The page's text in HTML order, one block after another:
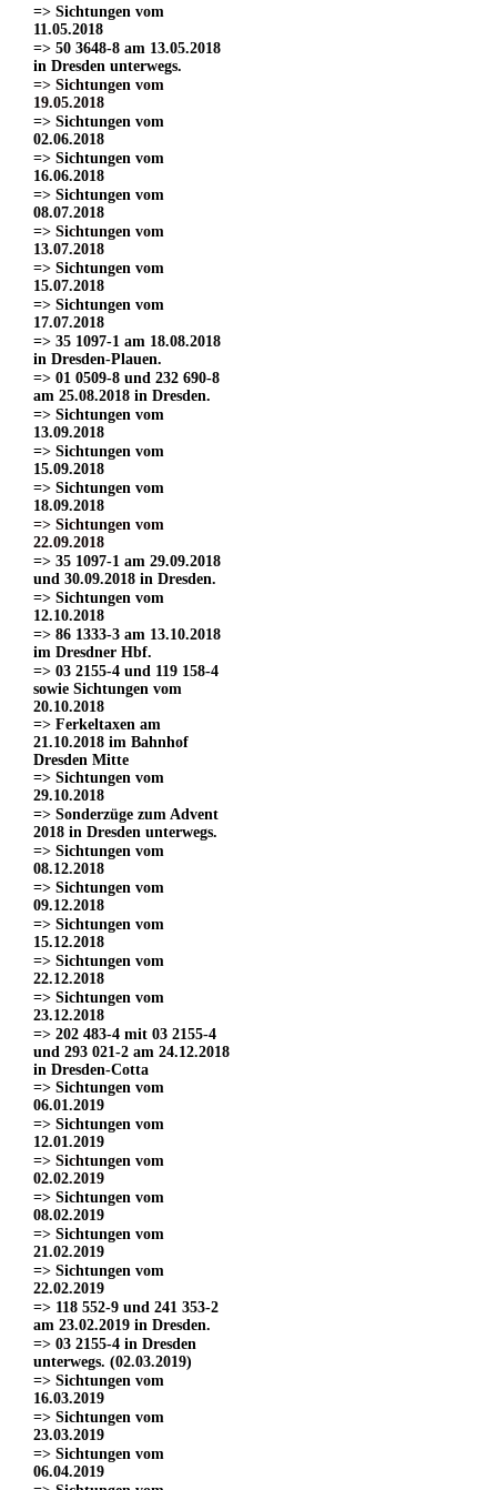
=> Sichtungen vom
11.05.2018
=> 50 3648-8 am 13.05.2018
in Dresden unterwegs.
=> Sichtungen vom
19.05.2018
=> Sichtungen vom
02.06.2018
=> Sichtungen vom
16.06.2018
=> Sichtungen vom
08.07.2018
=> Sichtungen vom
13.07.2018
=> Sichtungen vom
15.07.2018
=> Sichtungen vom
17.07.2018
=> 35 1097-1 am 18.08.2018
in Dresden-Plauen.
=> 01 0509-8 und 232 690-8
am 25.08.2018 in Dresden.
=> Sichtungen vom
13.09.2018
=> Sichtungen vom
15.09.2018
=> Sichtungen vom
18.09.2018
=> Sichtungen vom
22.09.2018
=> 35 1097-1 am 29.09.2018
und 30.09.2018 in Dresden.
=> Sichtungen vom
12.10.2018
=> 86 1333-3 am 13.10.2018
im Dresdner Hbf.
=> 03 2155-4 und 119 158-4
sowie Sichtungen vom
20.10.2018
=> Ferkeltaxen am
21.10.2018 im Bahnhof
Dresden Mitte
=> Sichtungen vom
29.10.2018
=> Sonderzüge zum Advent
2018 in Dresden unterwegs.
=> Sichtungen vom
08.12.2018
=> Sichtungen vom
09.12.2018
=> Sichtungen vom
15.12.2018
=> Sichtungen vom
22.12.2018
=> Sichtungen vom
23.12.2018
=> 202 483-4 mit 03 2155-4
und 293 021-2 am 24.12.2018
in Dresden-Cotta
=> Sichtungen vom
06.01.2019
=> Sichtungen vom
12.01.2019
=> Sichtungen vom
02.02.2019
=> Sichtungen vom
08.02.2019
=> Sichtungen vom
21.02.2019
=> Sichtungen vom
22.02.2019
=> 118 552-9 und 241 353-2
am 23.02.2019 in Dresden.
=> 03 2155-4 in Dresden
unterwegs. (02.03.2019)
=> Sichtungen vom
16.03.2019
=> Sichtungen vom
23.03.2019
=> Sichtungen vom
06.04.2019